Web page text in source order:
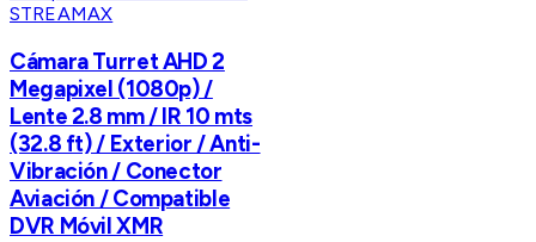
STREAMAX
Cámara Turret AHD 2
Megapixel (1080p) /
Lente 2.8 mm / IR 10 mts
(32.8 ft) / Exterior / Anti-
Vibración / Conector
Aviación / Compatible
DVR Móvil XMR